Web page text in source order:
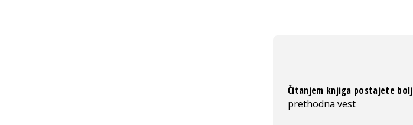
Čitanjem knjiga postajete
prethodna vest